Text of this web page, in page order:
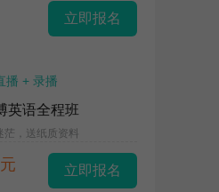
立即报名
播 + 录播
英语全程班
，送纸质资料
立即报名